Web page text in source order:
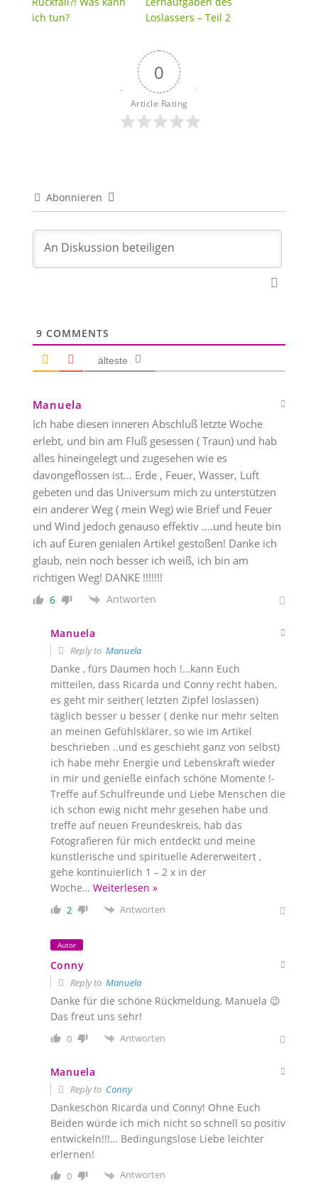
ich tun?
Loslassers – Teil 2
0
Article Rating
Abonnieren
9 COMMENTS
älteste
Manuela
Ich habe diesen inneren Abschluß letzte Woche
erlebt, und bin am Fluß gesessen ( Traun) und hab
alles hineingelegt und zugesehen wie es
davongeflossen ist… Erde , Feuer, Wasser, Luft
gebeten und das Universum mich zu unterstützen
ein anderer Weg ( mein Weg) wie Brief und Feuer
und Wind jedoch genauso effektiv ….und heute bin
ich auf Euren genialen Artikel gestoßen! Danke ich
glaub, nein noch besser ich weiß, ich bin am
richtigen Weg! DANKE !!!!!!!
6 Antworten
Manuela
Reply to Manuela
Danke , fürs Daumen hoch !…kann Euch
mitteilen, dass Ricarda und Conny recht haben,
es geht mir seither( letzten Zipfel loslassen)
täglich besser u besser ( denke nur mehr selten
an meinen Gefühlsklärer, so wie im Artikel
beschrieben ..und es geschieht ganz von selbst)
ich habe mehr Energie und Lebenskraft wieder
in mir und genieße einfach schöne Momente !-
Treffe auf Schulfreunde und Liebe Menschen die
ich schon ewig nicht mehr gesehen habe und
treffe auf neuen Freundeskreis, hab das
Fotografieren für mich entdeckt und meine
künstlerische und spirituelle Adererweitert ,
gehe kontinuierlich 1 – 2 x in der
Woche… Weiterlesen »
2 Antworten
Autor
Conny
Reply to Manuela
Danke für die schöne Rückmeldung, Manuela 😉
Das freut uns sehr!
0 Antworten
Manuela
Reply to Conny
Dankeschön Ricarda und Conny! Ohne Euch
Beiden würde ich mich nicht so schnell so positiv
entwickeln!!!… Bedingungslose Liebe leichter
erlernen!
0 Antworten